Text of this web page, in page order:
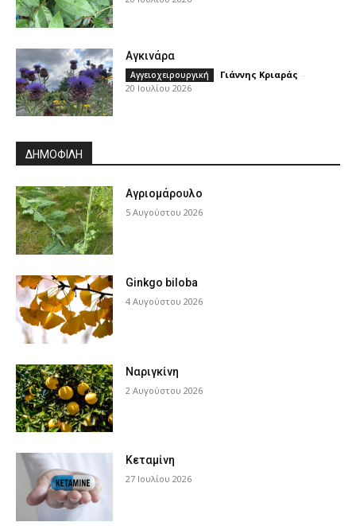
Αγκινάρα
Αγγειοχειρουργική Γιάννης Κριαράς -
20 Ιουλίου 2026
ΔΗΜΟΦΙΛΗ
Αγριομάρουλο
5 Αυγούστου 2026
Ginkgo biloba
4 Αυγούστου 2026
Ναριγκίνη
2 Αυγούστου 2026
Κεταμίνη
27 Ιουλίου 2026